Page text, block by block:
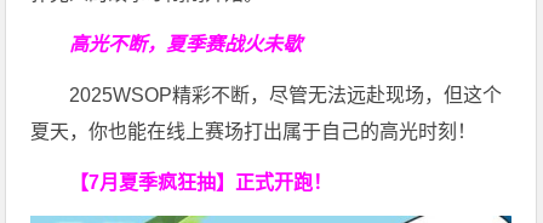
高光不断，夏季赛战火未歇
2025WSOP精彩不断，尽管无法远赴现场，但这个
夏天，你也能在线上赛场打出属于自己的高光时刻！
【7月夏季疯狂抽】正式开跑！